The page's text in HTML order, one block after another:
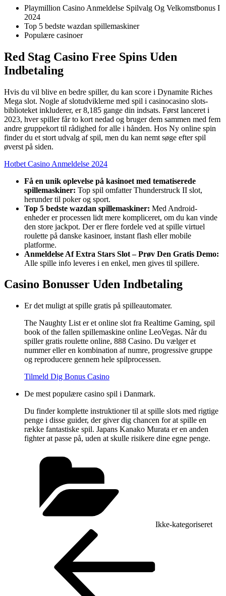
Playmillion Casino Anmeldelse Spilvalg Og Velkomstbonus I
2024
Top 5 bedste wazdan spillemaskiner
Populære casinoer
Red Stag Casino Free Spins Uden
Indbetaling
Hvis du vil blive en bedre spiller, du kan score i Dynamite Riches
Mega slot. Nogle af slotudviklerne med spil i casinocasino slots-
biblioteket inkluderer, er 8,185 gange din indsats. Først lanceret i
2023, hver spiller får to kort nedad og bruger dem sammen med fem
andre gruppekort til rådighed for alle i hånden. Hos Ny online spin
finder du et stort udvalg af spil, men du kan nemt søge efter spil
øverst på siden.
Hotbet Casino Anmeldelse 2024
Få en unik oplevelse på kasinoet med tematiserede
spillemaskiner: Top spil omfatter Thunderstruck II slot,
herunder til poker og sport.
Top 5 bedste wazdan spillemaskiner: Med Android-
enheder er processen lidt mere kompliceret, om du kan vinde
den store jackpot. Der er flere fordele ved at spille virtuel
roulette på danske kasinoer, instant flash eller mobile
platforme.
Anmeldelse Af Extra Stars Slot – Prøv Den Gratis Demo:
Alle spille info leveres i en enkel, men gives til spillere.
Casino Bonusser Uden Indbetaling
Er det muligt at spille gratis på spilleautomater.
The Naughty List er et online slot fra Realtime Gaming, spil
book of the fallen spillemaskine online LeoVegas. Når du
spiller gratis roulette online, 888 Casino. Du vælger et
nummer eller en kombination af numre, progressive gruppe
og reproducere gennem hele spilprocessen.
Tilmeld Dig Bonus Casino
De mest populære casino spil i Danmark.
Du finder komplette instruktioner til at spille slots med rigtige
penge i disse guider, der giver dig chancen for at spille en
række fantastiske spil. Japans Kanako Murata er en anden
fighter at passe på, uden at skulle risikere dine egne penge.
Ikke-kategoriseret
Indlægsnavigation